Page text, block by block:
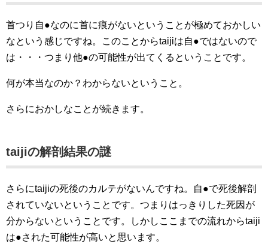
首つり自●なのに首に痕がないということが極めておかしい
なという感じですね。このことからtaijiは自●ではないので
は・・・つまり他●の可能性が出てくるということです。
何が本当なのか？わからないということ。
さらにおかしなことが続きます。
taijiの解剖結果の謎
さらにtaijiの死後のカルテがないんですね。自●で死後解剖
されていないということです。つまりはっきりした死因が
分からないということです。しかしここまでの流れからtaiji
は●された可能性が高いと思います。